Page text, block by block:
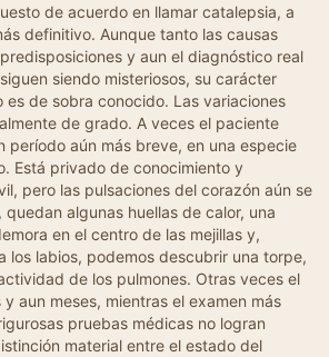
de acuerdo en llamar catalepsia, a
definitivo. Aunque tanto las causas
y aun el diagnóstico real
siendo misteriosos, su carácter
de sobra conocido. Las variaciones
de grado. A veces el paciente
período aún más breve, en una especie
Está privado de conocimiento y
pero las pulsaciones del corazón aún se
algunas huellas de calor, una
en el centro de las mejillas y,
los labios, podemos descubrir una torpe,
de los pulmones. Otras veces el
aun meses, mientras el examen más
pruebas médicas no logran
material entre el estado del